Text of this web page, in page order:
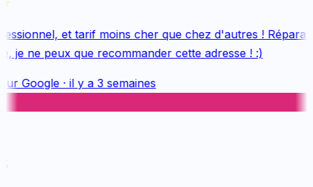
et tarif moins cher que chez d'autres !
je ne peux que recommander cette adresse ! :)
Google· il y a 3 semaines